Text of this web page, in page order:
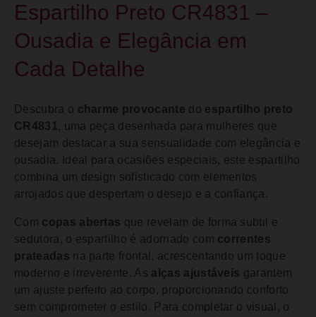
Espartilho Preto CR4831 –
Ousadia e Elegância em
Cada Detalhe
Descubra o charme provocante do espartilho preto
CR4831 , uma peça desenhada para mulheres que
desejam destacar a sua sensualidade com elegância e
ousadia. Ideal para ocasiões especiais, este espartilho
combina um design sofisticado com elementos
arrojados que despertam o desejo e a confiança.
Com copas abertas que revelam de forma subtil e
sedutora, o espartilho é adornado com correntes
prateadas na parte frontal, acrescentando um toque
moderno e irreverente. As alças ajustáveis garantem
um ajuste perfeito ao corpo, proporcionando conforto
sem comprometer o estilo. Para completar o visual, o